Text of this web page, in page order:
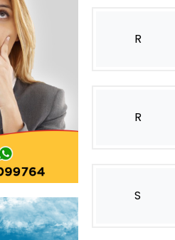
R
R
S